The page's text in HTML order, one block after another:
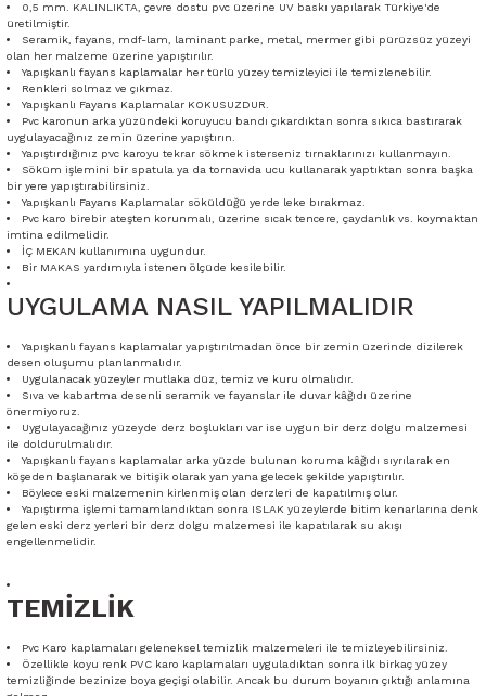
0,5 mm. KALINLIKTA, çevre dostu pvc üzerine UV baskı yapılarak Türkiye'de
üretilmiştir.
Seramik, fayans, mdf-lam, laminant parke, metal, mermer gibi pürüzsüz yüzeyi
olan her malzeme üzerine yapıştırılır.
Yapışkanlı fayans kaplamalar her türlü yüzey temizleyici ile temizlenebilir.
Renkleri solmaz ve çıkmaz.
Yapışkanlı Fayans Kaplamalar KOKUSUZDUR.
Pvc karonun arka yüzündeki koruyucu bandı çıkardıktan sonra sıkıca bastırarak
uygulayacağınız zemin üzerine yapıştırın.
Yapıştırdığınız pvc karoyu tekrar sökmek isterseniz tırnaklarınızı kullanmayın.
Söküm işlemini bir spatula ya da tornavida ucu kullanarak yaptıktan sonra başka
bir yere yapıştırabilirsiniz.
Yapışkanlı Fayans Kaplamalar söküldüğü yerde leke bırakmaz.
Pvc karo birebir ateşten korunmalı, üzerine sıcak tencere, çaydanlık vs. koymaktan
imtina edilmelidir.
İÇ MEKAN kullanımına uygundur.
Bir MAKAS yardımıyla istenen ölçüde kesilebilir.
UYGULAMA NASIL YAPILMALIDIR
Yapışkanlı fayans kaplamalar yapıştırılmadan önce bir zemin üzerinde dizilerek
desen oluşumu planlanmalıdır.
Uygulanacak yüzeyler mutlaka düz, temiz ve kuru olmalıdır.
Sıva ve kabartma desenli seramik ve fayanslar ile duvar kâğıdı üzerine
önermiyoruz.
Uygulayacağınız yüzeyde derz boşlukları var ise uygun bir derz dolgu malzemesi
ile doldurulmalıdır.
Yapışkanlı fayans kaplamalar arka yüzde bulunan koruma kâğıdı sıyrılarak en
köşeden başlanarak ve bitişik olarak yan yana gelecek şekilde yapıştırılır.
Böylece eski malzemenin kirlenmiş olan derzleri de kapatılmış olur.
Yapıştırma işlemi tamamlandıktan sonra ISLAK yüzeylerde bitim kenarlarına denk
gelen eski derz yerleri bir derz dolgu malzemesi ile kapatılarak su akışı
engellenmelidir.
TEMİZLİK
Pvc Karo kaplamaları geleneksel temizlik malzemeleri ile temizleyebilirsiniz.
Özellikle koyu renk PVC karo kaplamaları uyguladıktan sonra ilk birkaç yüzey
temizliğinde bezinize boya geçişi olabilir. Ancak bu durum boyanın çıktığı anlamına